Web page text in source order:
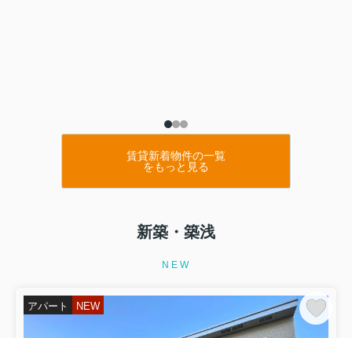
賃貸新着物件の一覧
をもっと見る
新築・築浅
NEW
アパート NEW